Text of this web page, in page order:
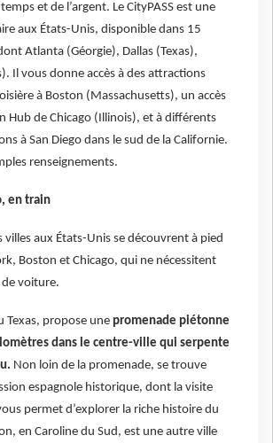
et de l’argent. Le CityPASS est une
aux États-Unis, disponible dans 15
Atlanta (Géorgie), Dallas (Texas),
Il vous donne accès à des attractions
à Boston (Massachusetts), un accès
Hub de Chicago (Illinois), et à différents
à San Diego dans le sud de la Californie.
renseignements.
en train
villes aux États-Unis se découvrent à pied
Boston et Chicago, qui ne nécessitent
de voiture.
Texas, propose une promenade piétonne
dans le centre-ville qui serpente
Non loin de la promenade, se trouve
espagnole historique, dont la visite
permet d’explorer la riche histoire du
en Caroline du Sud, est une autre ville